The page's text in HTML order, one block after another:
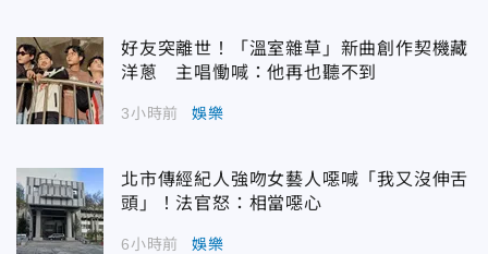
好友突離世！「溫室雜草」新曲創作契機藏
洋蔥 主唱慟喊：他再也聽不到
3小時前 娛樂
北市傳經紀人強吻女藝人噁喊「我又沒伸舌
頭」！法官怒：相當噁心
6小時前 娛樂